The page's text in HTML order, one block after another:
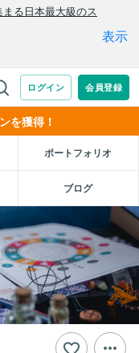
を獲得！
ポートフォリオ
ブログ